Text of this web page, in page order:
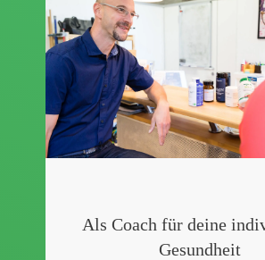
Als Coach für deine
Gesundheit